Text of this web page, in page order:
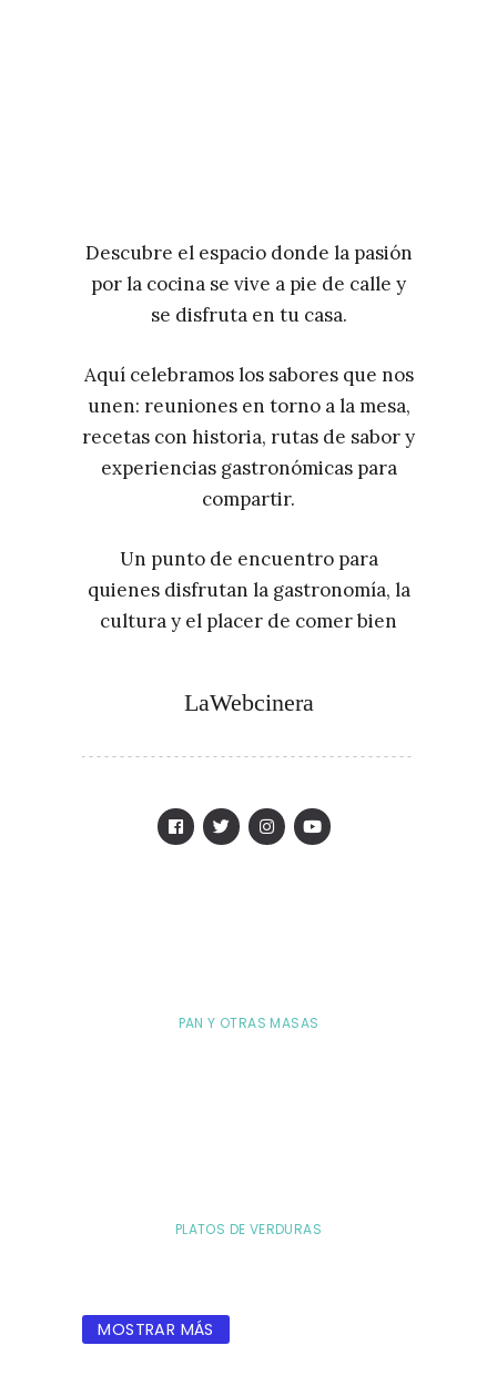
Descubre el espacio donde la pasión
por la cocina se vive a pie de calle y
se disfruta en tu casa.
Aquí celebramos los sabores que nos
unen: reuniones en torno a la mesa,
recetas con historia, rutas de sabor y
experiencias gastronómicas para
compartir.
Un punto de encuentro para
quienes disfrutan la gastronomía, la
cultura y el placer de comer bien
LaWebcinera
PAN Y OTRAS MASAS
PLATOS DE VERDURAS
MOSTRAR MÁS